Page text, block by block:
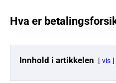
Hva er
Innhold i artikkelen vis